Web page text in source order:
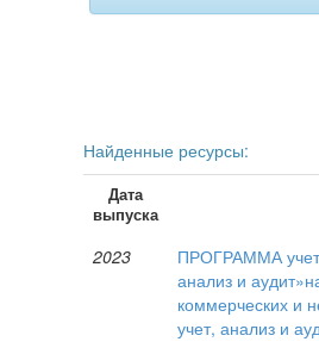
Найденные ресурсы:
Дата
выпуска
2023
ПРОГРАММА
анализ и
коммерческих и
учет, анализ и